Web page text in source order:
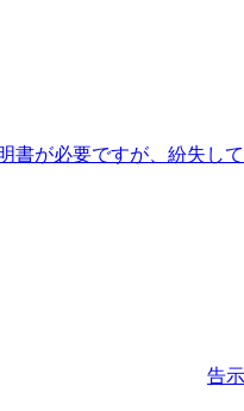
書が必要ですが、紛失し
告